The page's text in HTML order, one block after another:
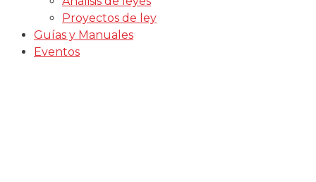
Proyectos de ley
Guías y Manuales
Eventos